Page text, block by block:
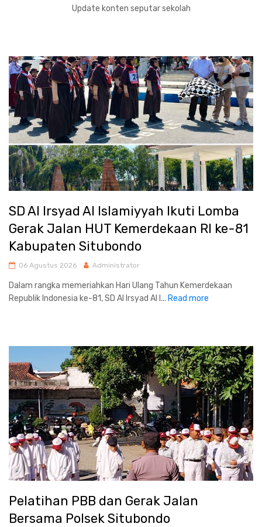
Update konten seputar sekolah
SD Al Irsyad Al Islamiyyah Ikuti Lomba
Gerak Jalan HUT Kemerdekaan RI ke-81
Kabupaten Situbondo
06 Agustus 2026 Administrator
Dalam rangka memeriahkan Hari Ulang Tahun Kemerdekaan
Republik Indonesia ke-81, SD Al Irsyad Al I... Read more
Pelatihan PBB dan Gerak Jalan
Bersama Polsek Situbondo